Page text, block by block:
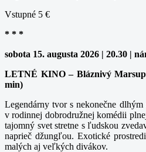
Vstupné 5 €
* * *
sobota 15. augusta 2026 | 20.30 |
LETNÉ KINO – Bláznivý
min)
Legendárny tvor s nekonečne
v rodinnej dobrodružnej komédii
tajomný svet stretne s ľudskou
naprieč džungľou. Exotické
malých aj veľkých divákov.